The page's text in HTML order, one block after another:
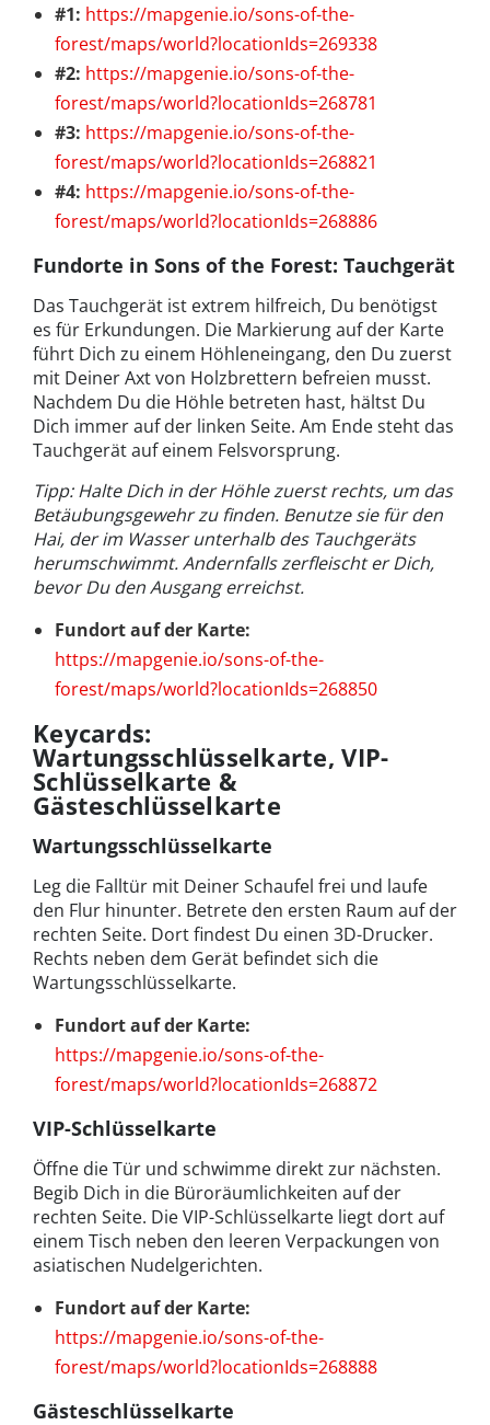
#1: https://mapgenie.io/sons-of-the-
forest/maps/world?locationIds=269338
#2: https://mapgenie.io/sons-of-the-
forest/maps/world?locationIds=268781
#3: https://mapgenie.io/sons-of-the-
forest/maps/world?locationIds=268821
#4: https://mapgenie.io/sons-of-the-
forest/maps/world?locationIds=268886
Fundorte in Sons of the Forest: Tauchgerät
Das Tauchgerät ist extrem hilfreich, Du benötigst
es für Erkundungen. Die Markierung auf der Karte
führt Dich zu einem Höhleneingang, den Du zuerst
mit Deiner Axt von Holzbrettern befreien musst.
Nachdem Du die Höhle betreten hast, hältst Du
Dich immer auf der linken Seite. Am Ende steht das
Tauchgerät auf einem Felsvorsprung.
Tipp: Halte Dich in der Höhle zuerst rechts, um das
Betäubungsgewehr zu finden. Benutze sie für den
Hai, der im Wasser unterhalb des Tauchgeräts
herumschwimmt. Andernfalls zerfleischt er Dich,
bevor Du den Ausgang erreichst.
Fundort auf der Karte:
https://mapgenie.io/sons-of-the-
forest/maps/world?locationIds=268850
Keycards:
Wartungsschlüsselkarte, VIP-
Schlüsselkarte &
Gästeschlüsselkarte
Wartungsschlüsselkarte
Leg die Falltür mit Deiner Schaufel frei und laufe
den Flur hinunter. Betrete den ersten Raum auf der
rechten Seite. Dort findest Du einen 3D-Drucker.
Rechts neben dem Gerät befindet sich die
Wartungsschlüsselkarte.
Fundort auf der Karte:
https://mapgenie.io/sons-of-the-
forest/maps/world?locationIds=268872
VIP-Schlüsselkarte
Öffne die Tür und schwimme direkt zur nächsten.
Begib Dich in die Büroräumlichkeiten auf der
rechten Seite. Die VIP-Schlüsselkarte liegt dort auf
einem Tisch neben den leeren Verpackungen von
asiatischen Nudelgerichten.
Fundort auf der Karte:
https://mapgenie.io/sons-of-the-
forest/maps/world?locationIds=268888
Gästeschlüsselkarte